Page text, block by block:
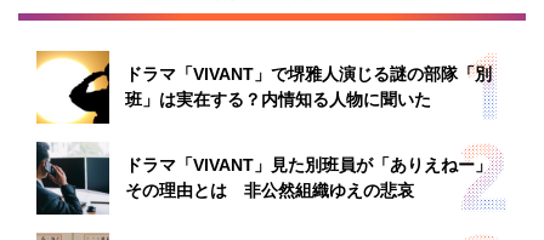
ドラマ「VIVANT」で堺雅人演じる謎の部隊「別
班」は実在する？内情知る人物に聞いた
ドラマ「VIVANT」見た別班員が「ありえねー」
その理由とは 非公然組織ゆえの悲哀